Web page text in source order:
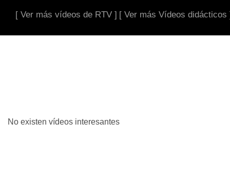
[ Ver más vídeos de RTV ] [ Ver más Vídeos didácticos
No existen vídeos interesantes